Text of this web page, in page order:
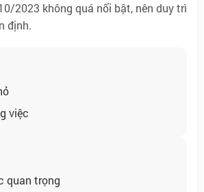
2023 không quá nổi bật, nên duy trì
định.
việc
quan trọng